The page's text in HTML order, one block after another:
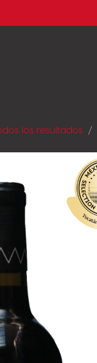
los resultados